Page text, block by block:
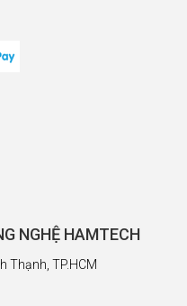
NGHỆ HAMTECH
Thạnh, TP.HCM